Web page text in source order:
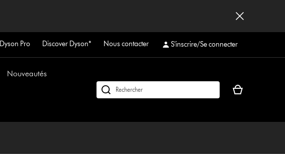
Dyson Pro Discover Dyson* Nous contacter S'inscrire/Se connecter
Nouveautés
Rechercher
Votre
vide